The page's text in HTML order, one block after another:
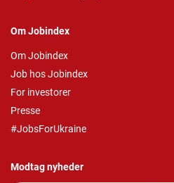
Om Jobindex
Om Jobindex
Job hos Jobindex
For investorer
Presse
#JobsForUkraine
Modtag nyheder